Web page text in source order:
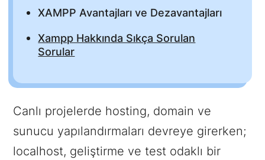
XAMPP Avantajları ve Dezavantajları
Xampp Hakkında Sıkça Sorulan
Sorular
Canlı projelerde hosting, domain ve
sunucu yapılandırmaları devreye girerken;
localhost, geliştirme ve test odaklı bir